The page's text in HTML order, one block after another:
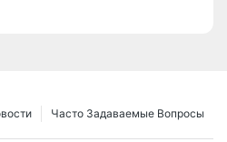
Часто Задаваемые Вопросы